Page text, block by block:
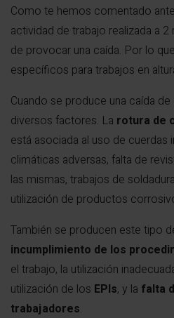
Como te hemos comentado
actividad de trabajo realizada a
de provocar una caída. Por lo
específicos para trabajos en
Cuando se produce una caída
diversos factores. La rotura de
está asociada al uso de cuerdas
climáticas adversas, falta de
las mismas, trabajos de
utilización de productos
También se producen este tipo
incumplimiento de los
el trabajo, la utilización
utilización de los EPIs, y la falta
trabajadores.